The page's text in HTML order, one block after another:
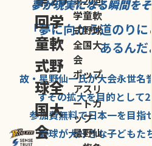
回学
童軟
式野
球全
国大
会
学童軟
式野球
全国大
会
ポップ
アスリ
ートカ
ップ
星野仙
夢が現実になる瞬間を
「夢に向かう道のり
あるんだ
故・星野仙一氏が大会永世名
すその拡大を目的として
参加費無料で日本一を目指
野球が大好きな子どもた